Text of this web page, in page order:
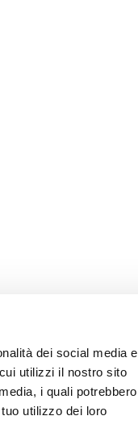
dei social media e
utilizzi il nostro sito
i quali potrebbero
utilizzo dei loro